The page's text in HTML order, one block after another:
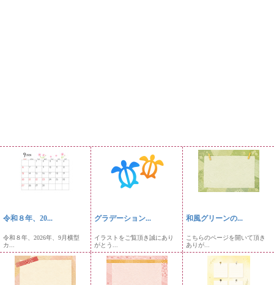
令和８年、20...
令和８年、2026年、9月横型
カ...
グラデーション...
イラストをご覧頂き誠にあり
がとう...
和風グリーンの...
こちらのページを開いて頂き
ありが...